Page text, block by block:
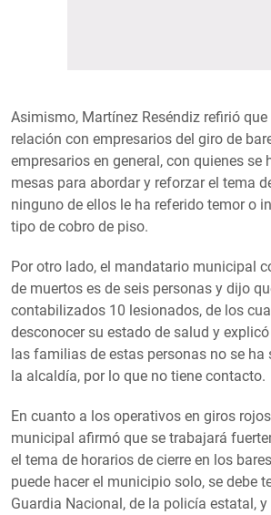
Asimismo, Martínez Reséndiz refirió que
relación con empresarios del giro de
empresarios en general, con quienes se
mesas para abordar y reforzar el tema
ninguno de ellos le ha referido temor o
tipo de cobro de piso.
Por otro lado, el mandatario municipal
de muertos es de seis personas y dijo
contabilizados 10 lesionados, de los
desconocer su estado de salud y
las familias de estas personas no se
la alcaldía, por lo que no tiene contacto.
En cuanto a los operativos en giros
municipal afirmó que se trabajará
el tema de horarios de cierre en los
puede hacer el municipio solo, se debe
Guardia Nacional, de la policía estatal,